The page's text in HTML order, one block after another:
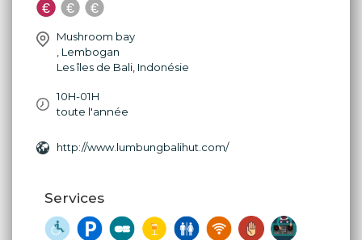
Mushroom bay
, Lembogan
Les îles de Bali, Indonésie
10H-01H
toute l'année
http://www.lumbungbalihut.com/
Services